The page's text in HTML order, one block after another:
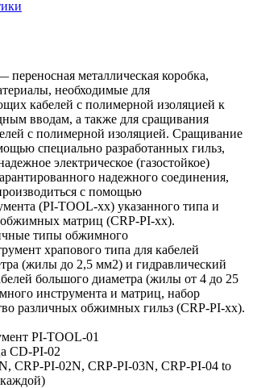
металлическая коробка,
необходимые для
кабелей с полимерной изоляцией к
вводам, а также для сращивания
с полимерной изоляцией. Сращивание
специально разработанных гильз,
электрическое (газостойкое)
надежного соединения,
с помощью
(PI-TOOL-xx) указанного типа и
матриц (CRP-PI-xx).
типы обжимного
храпового типа для кабелей
(жилы до 2,5 мм2) и гидравлический
большого диаметра (жилы от 4 до 25
инструмента и матриц, набор
различных обжимных гильз (CRP-PI-xx).
PI-TOOL-01
CD-PI-02
CRP-PI-02N, CRP-PI-03N, CRP-PI-04 to